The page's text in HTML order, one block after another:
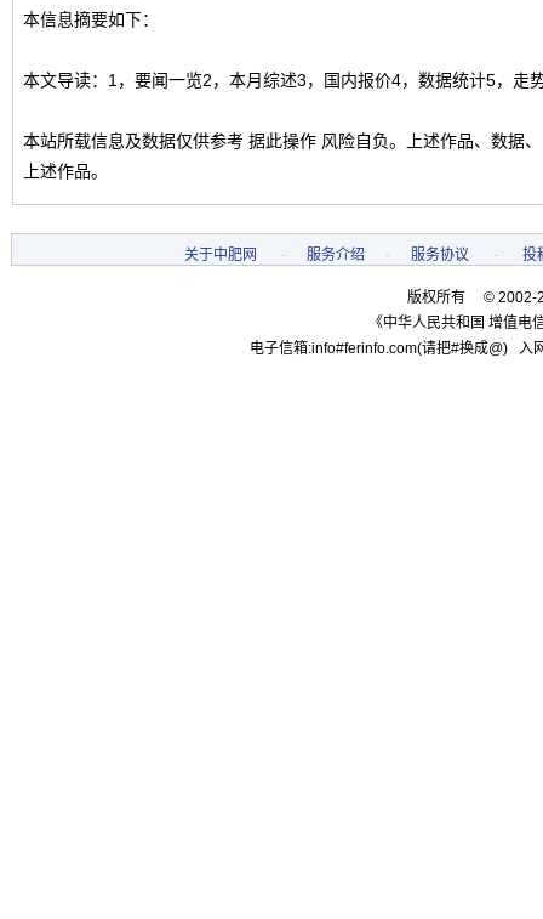
本信息摘要如下：
本文导读：1，要闻一览2，本月综述3，国内报价4，数据统计5，走
本站所载信息及数据仅供参考 据此操作 风险自负。上述作品、数据
上述作品。
关于中肥网 - 服务介绍 - 服务协议 - 投
版权所有 © 2002-
《中华人民共和国 增值电
电子信箱:info#ferinfo.com(请把#换成@)